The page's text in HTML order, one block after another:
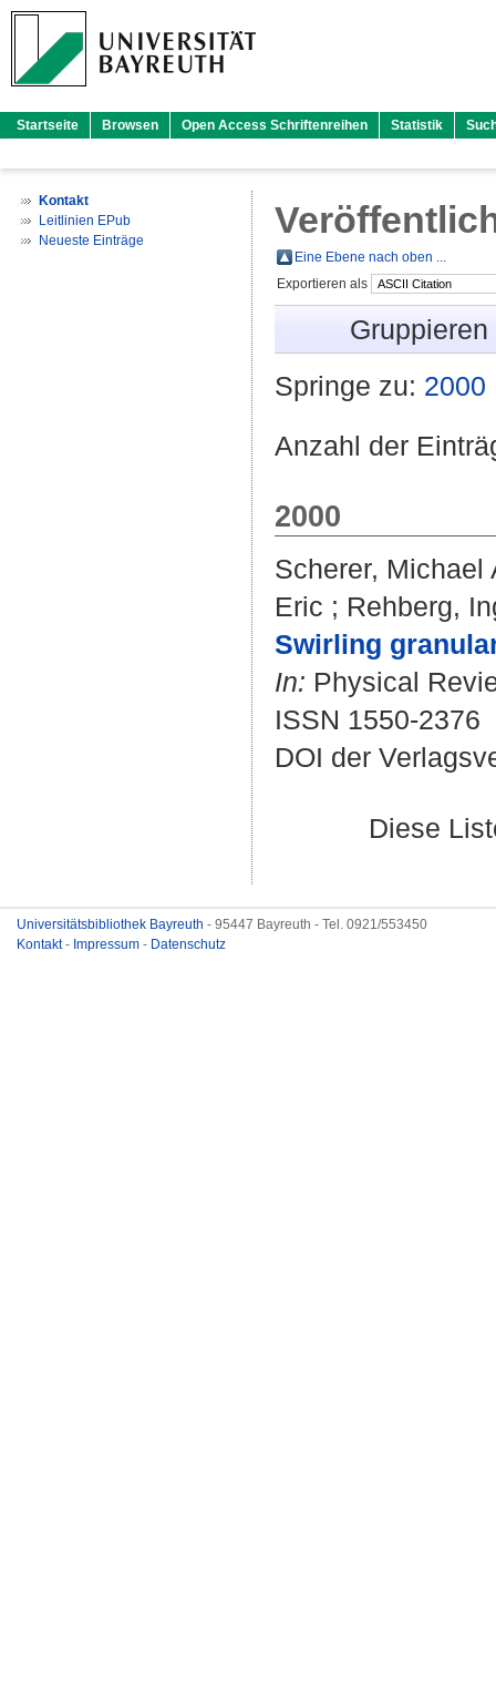
Startseite Browsen Open Access Schriftenreihen Statistik
Kontakt
Leitlinien EPub
Neueste Einträge
Eine Ebene nach oben ...
Exportieren als
Springe zu: 2000
Anzahl der
2000
Scherer, Michael
Eric ; Rehberg,
Swirling
In: Physical
ISSN 1550-2376
DOI der
Diese
Universitätsbibliothek Bayreuth - 95447 Bayreuth - Tel. 0921/553450
Kontakt- Impressum - Datenschutz